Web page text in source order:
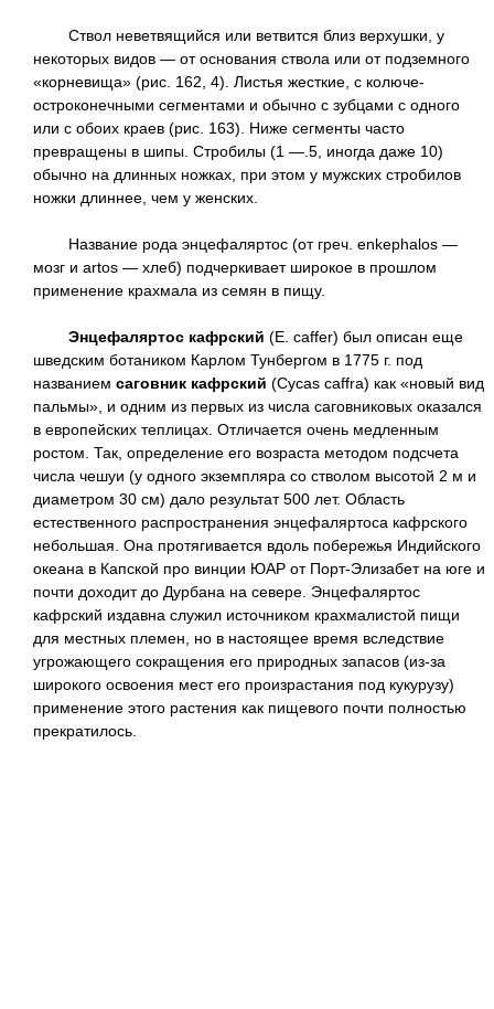
Ствол неветвящийся или ветвится близ верхушки, у
некоторых видов — от основания ствола или от подземного
«корневища» (рис. 162, 4). Листья жесткие, с колюче-
остроконечными сегментами и обычно с зубцами с одного
или с обоих краев (рис. 163). Ниже сегменты часто
превращены в шипы. Стробилы (1 —.5, иногда даже 10)
обычно на длинных ножках, при этом у мужских стробилов
ножки длиннее, чем у женских.
Название рода энцефаляртос (от греч. enkephalos —
мозг и artos — хлеб) подчеркивает широкое в прошлом
применение крахмала из семян в пищу.
Энцефаляртос кафрский (Е. caffer) был описан еще
шведским ботаником Карлом Тунбергом в 1775 г. под
названием саговник кафрский (Cycas caffra) как «новый вид
пальмы», и одним из первых из числа саговниковых оказался
в европейских теплицах. Отличается очень медленным
ростом. Так, определение его возраста методом подсчета
числа чешуи (у одного экземпляра со стволом высотой 2 м и
диаметром 30 см) дало результат 500 лет. Область
естественного распространения энцефаляртоса кафрского
небольшая. Она протягивается вдоль побережья Индийского
океана в Капской про винции ЮАР от Порт-Элизабет на юге и
почти доходит до Дурбана на севере. Энцефаляртос
кафрский издавна служил источником крахмалистой пищи
для местных племен, но в настоящее время вследствие
угрожающего сокращения его природных запасов (из-за
широкого освоения мест его произрастания под кукурузу)
применение этого растения как пищевого почти полностью
прекратилось.